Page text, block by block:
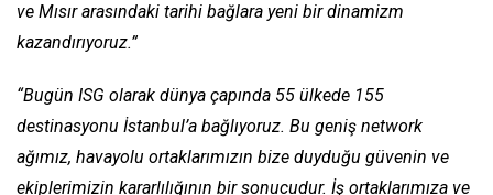
ve Mısır arasındaki tarihi bağlara yeni bir dinamizm
kazandırıyoruz.”
“Bugün ISG olarak dünya çapında 55 ülkede 155
destinasyonu İstanbul’a bağlıyoruz. Bu geniş network
ağımız, havayolu ortaklarımızın bize duyduğu güvenin ve
ekiplerimizin kararlılığının bir sonucudur. İş ortaklarımıza ve